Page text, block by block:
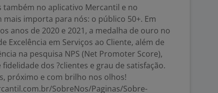
no aplicativo Mercantil e no
mais importa para nós: o público 50+. Em
anos de 2020 e 2021, a medalha de ouro no
Excelência em Serviços ao Cliente, além de
na pesquisa NPS (Net Promoter Score),
dos ?clientes e grau de satisfação.
próximo e com brilho nos olhos!
SobreNos/Paginas/Sobre-